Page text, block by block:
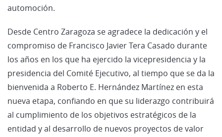
automoción.
Desde Centro Zaragoza se agradece la dedicación y el
compromiso de Francisco Javier Tera Casado durante
los años en los que ha ejercido la vicepresidencia y la
presidencia del Comité Ejecutivo, al tiempo que se da la
bienvenida a Roberto E. Hernández Martínez en esta
nueva etapa, confiando en que su liderazgo contribuirá
al cumplimiento de los objetivos estratégicos de la
entidad y al desarrollo de nuevos proyectos de valor